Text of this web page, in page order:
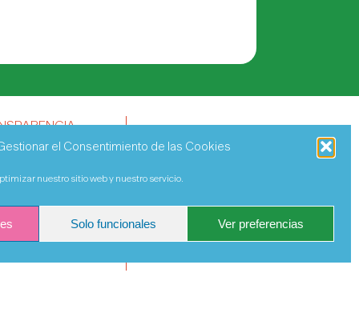
el Consentimiento de las Cookies
nuestro sitio web y nuestro servicio.
Solo funcionales Ver preferencias